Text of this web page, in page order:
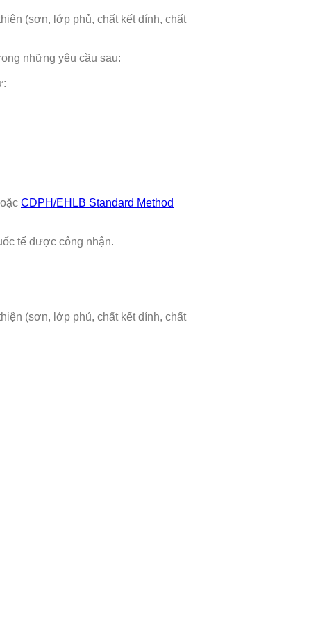
(sơn, lớp phủ, chất kết dính, chất
những yêu cầu sau:
CDPH/EHLB Standard Method
tế được công nhận.
(sơn, lớp phủ, chất kết dính, chất